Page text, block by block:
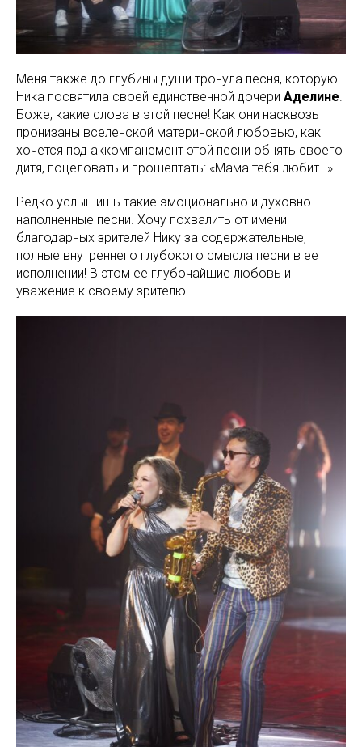
Меня также до глубины души тронула песня, которую
Ника посвятила своей единственной дочери Аделине
Боже, какие слова в этой песне! Как они насквозь
пронизаны вселенской материнской любовью, как
хочется под аккомпанемент этой песни обнять своего
дитя, поцеловать и прошептать: «Мама тебя любит…»
Редко услышишь такие эмоционально и духовно
наполненные песни. Хочу похвалить от имени
благодарных зрителей Нику за содержательные,
полные внутреннего глубокого смысла песни в ее
исполнении! В этом ее глубочайшие любовь и
уважение к своему зрителю!